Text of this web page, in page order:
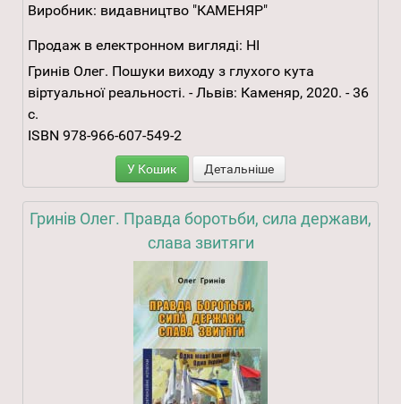
Виробник: видавництво "КАМЕНЯР"
Продаж в електронном вигляді: НІ
Гринів Олег. Пошуки виходу з глухого кута
віртуальної реальності. - Львів: Каменяр, 2020. - 36
с.
ISBN 978-966-607-549-2
У Кошик Детальніше
Гринів Олег. Правда боротьби, сила держави,
слава звитяги